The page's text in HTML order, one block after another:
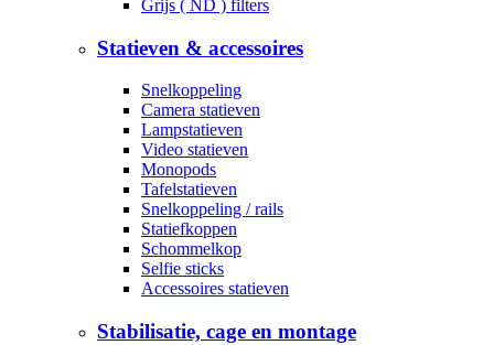
Grijs ( ND ) filters
Statieven & accessoires
Snelkoppeling
Camera statieven
Lampstatieven
Video statieven
Monopods
Tafelstatieven
Snelkoppeling / rails
Statiefkoppen
Schommelkop
Selfie sticks
Accessoires statieven
Stabilisatie, cage en montage